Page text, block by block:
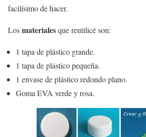
facilísimo de hacer.
Losmaterialesque reutilicé son:
1 tapa de plástico grande.
1 tapa de plástico pequeña.
1 envase de plástico redondo plano.
Goma EVA verde y rosa.